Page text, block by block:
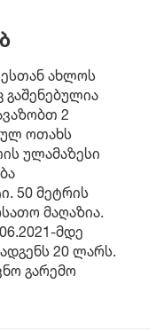
ახლოს
გაშენებულია
2
ოთახს
ულამაზესი
50 მეტრის
მაღაზია.
მდე
20 ლარს.
გარემო